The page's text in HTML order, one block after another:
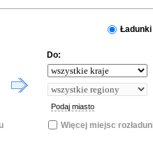
Ładunki
Do:
Podaj miasto
Więcej miejsc